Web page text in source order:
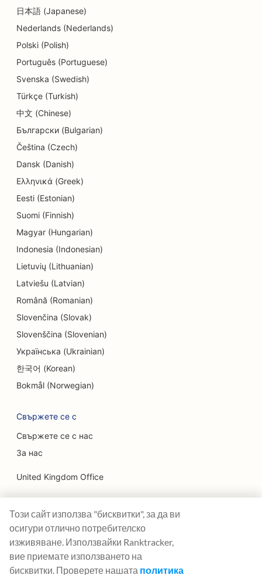
SEO за услуги за дермабразио
SEO за детски градини
SEO оптимизация за стоматологични клиники
SEO за ресторанти
SEO оптимизация за магазини за кексчета
SEO оптимизация за услуги за образование и
SEO за магазини за понички
SEO за електротехници
SEO за химическо чистене
SEO за магазини за електроника
SEO за инженерни фирми
SEO за ендодонтите
SEO за развлечения и отдих
EO за етнически ресторанти
SEO за семейни ресторанти
SEO за финансови плановици
SEO оптимизация за цветари
SEO за ресторанти с изискана кухня
SEO за финансови услуги
日本語 (Japanese)
Nederlands (Nederlands)
Polski (Polish)
Português (Portuguese)
Svenska (Swedish)
Türkçe (Turkish)
中文 (Chinese)
Български (Bulgarian)
Čeština (Czech)
Dansk (Danish)
Ελληνικά (Greek)
Eesti (Estonian)
Suomi (Finnish)
Magyar (Hungarian)
Indonesia (Indonesian)
Lietuvių (Lithuanian)
Latviešu (Latvian)
Română (Romanian)
Slovenčina (Slovak)
Slovenščina (Slovenian)
Українська (Ukrainian)
한국어 (Korean)
Bokmål (Norwegian)
Свържете се с
Свържете се с нас
За нас
United Kingdom Office
Ranktracker Ltd
144A Clerkenwell Rd
London, EC1R 5DF
Company No: 08820809
Този сайт използва "бисквитки", за да ви
осигури отлично потребителско
изживяване. Използвайки Ranktracker,
вие приемате използването на
бисквитки. Проверете нашата политика